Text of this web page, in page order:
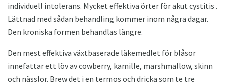
individuell intolerans. Mycket effektiva örter för akut cystitis .
Lättnad med sådan behandling kommer inom några dagar.
Den kroniska formen behandlas längre.
Den mest effektiva växtbaserade läkemedlet för blåsor
innefattar ett löv av cowberry, kamille, marshmallow, skinn
och nässlor. Brew det i en termos och dricka som te tre